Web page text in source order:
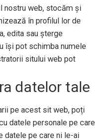
nostru web, stocăm și
în profilul lor de
edita sau șterge
își pot schimba numele
sitului web pot
datelor tale
pe acest sit web, poți
datele personale pe care
datele pe care ni le-ai